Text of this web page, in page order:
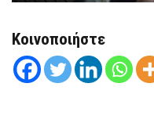
Κοινοποιήστε